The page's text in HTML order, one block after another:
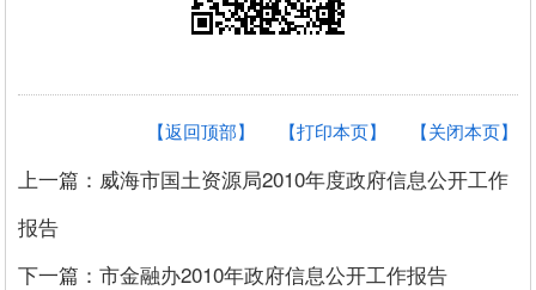
【关闭本页】
【打印本页】
【返回顶部】
上一篇：威海市国土资源局2010年度政府信息公开工作
报告
下一篇：市金融办2010年政府信息公开工作报告